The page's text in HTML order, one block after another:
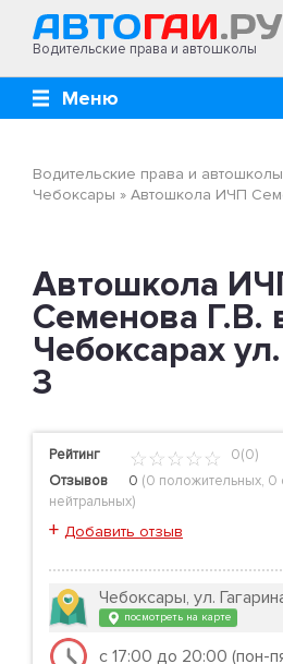
Водительские права и автошколы
Меню
Водительские права и автошколы
Чебоксары » Автошкола ИЧП
Автошкола
Семенова Г.В.
Чебоксарах
3
Рейтинг
0(0)
Отзывов
0 (0 положительных, 0
нейтральных)
+ Добавить отзыв
Чебоксары, ул.
посмотреть на карте
с 17:00 до 20:00 (пон-